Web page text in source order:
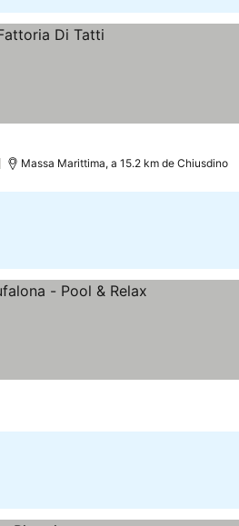
Massa Marittima, a 15.2 km de Chiusdino